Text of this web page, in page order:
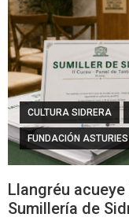
CULTURA SIDRERA
FUNDACIÓN
Llangréu
Sumillería de